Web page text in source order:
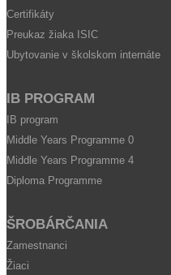
Certifikáty
Preukaz žiaka ISIC
Ubytovanie v školskom internáte
IB PROGRAM
IB program
Middle Years Programme 0
Middle Years Programme 4
Diploma Programme
ŠROBÁRČANIA
Zamestnanci
Žiaci